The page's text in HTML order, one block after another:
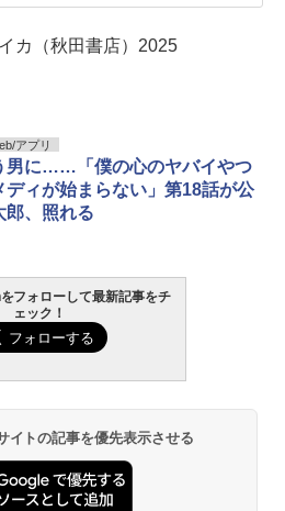
カ（秋田書店）2025
アプリ
男に……「僕の心のヤバイやつ
ディが始まらない」第18話が公
郎、照れる
フォローして最新記事をチ
ェック！
イトの記事を優先表示させる